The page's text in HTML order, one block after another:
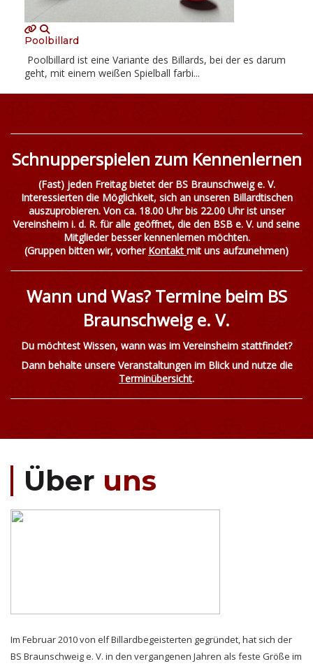
Poolbillard
Poolbillard ist eine Variante des Billards, bei der es darum
geht, mit einem weißen Spielball farbi...
Schnupperspielen zum Kennenlernen
(Fast) jeden Freitag bietet der BS Braunschweig e. V.
Interessierten die Möglichkeit, sich an unseren Billardtischen
auszuprobieren. Von ca. 18.00 Uhr bis 22.00 Uhr ist unser
Vereinsheim i. d. R. für alle geöffnet, die den BSB e. V. und seine
Mitglieder besser kennenlernen möchten.
(Gruppen bitten wir, vorher Kontakt mit uns aufzunehmen)
Wann und Was? Termine beim BS
Braunschweig e. V.
Du möchtest Wissen, wann was im Vereinsheim stattfindet?
Dann behalte unsere Veranstaltungen im Blick und nutze die
Terminübersicht.
Über uns
Im Februar 2010 von elf Billardbegeisterten gegründet, hat sich der
BS Braunschweig e. V. in den vergangenen Jahren als feste Größe im